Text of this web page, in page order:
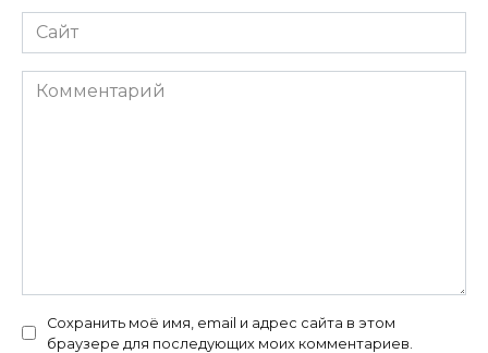
Сайт
Комментарий
Сохранить моё имя, email и адрес сайта в этом
браузере для последующих моих комментариев.